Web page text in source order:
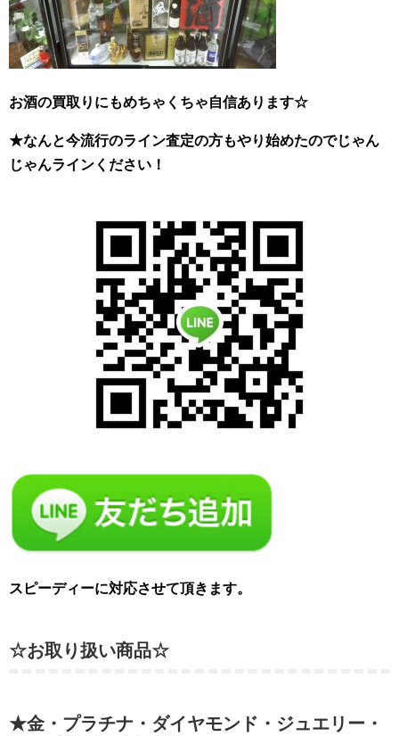
お酒の買取りにもめちゃくちゃ自信あります☆
★なんと今流行のライン査定の方もやり始めたのでじゃん
じゃんラインください！
スピーディーに対応させて頂きます。
☆お取り扱い商品☆
★金・プラチナ・ダイヤモンド・ジュエリー・